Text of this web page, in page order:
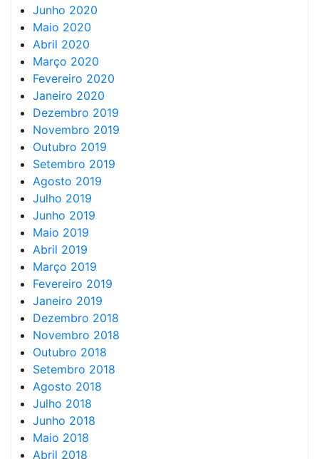
Junho 2020
Maio 2020
Abril 2020
Março 2020
Fevereiro 2020
Janeiro 2020
Dezembro 2019
Novembro 2019
Outubro 2019
Setembro 2019
Agosto 2019
Julho 2019
Junho 2019
Maio 2019
Abril 2019
Março 2019
Fevereiro 2019
Janeiro 2019
Dezembro 2018
Novembro 2018
Outubro 2018
Setembro 2018
Agosto 2018
Julho 2018
Junho 2018
Maio 2018
Abril 2018